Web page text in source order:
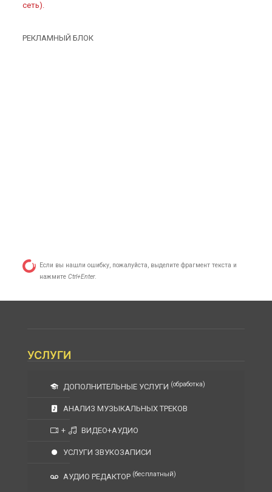
сеть).
РЕКЛАМНЫЙ БЛОК
Если вы нашли ошибку, пожалуйста, выделите фрагмент текста и
нажмите Ctrl+Enter.
УСЛУГИ
ДОПОЛНИТЕЛЬНЫЕ УСЛУГИ (обработка)
АНАЛИЗ МУЗЫКАЛЬНЫХ ТРЕКОВ
+ ВИДЕО+АУДИО
УСЛУГИ ЗВУКОЗАПИСИ
АУДИО РЕДАКТОР (бесплатный)